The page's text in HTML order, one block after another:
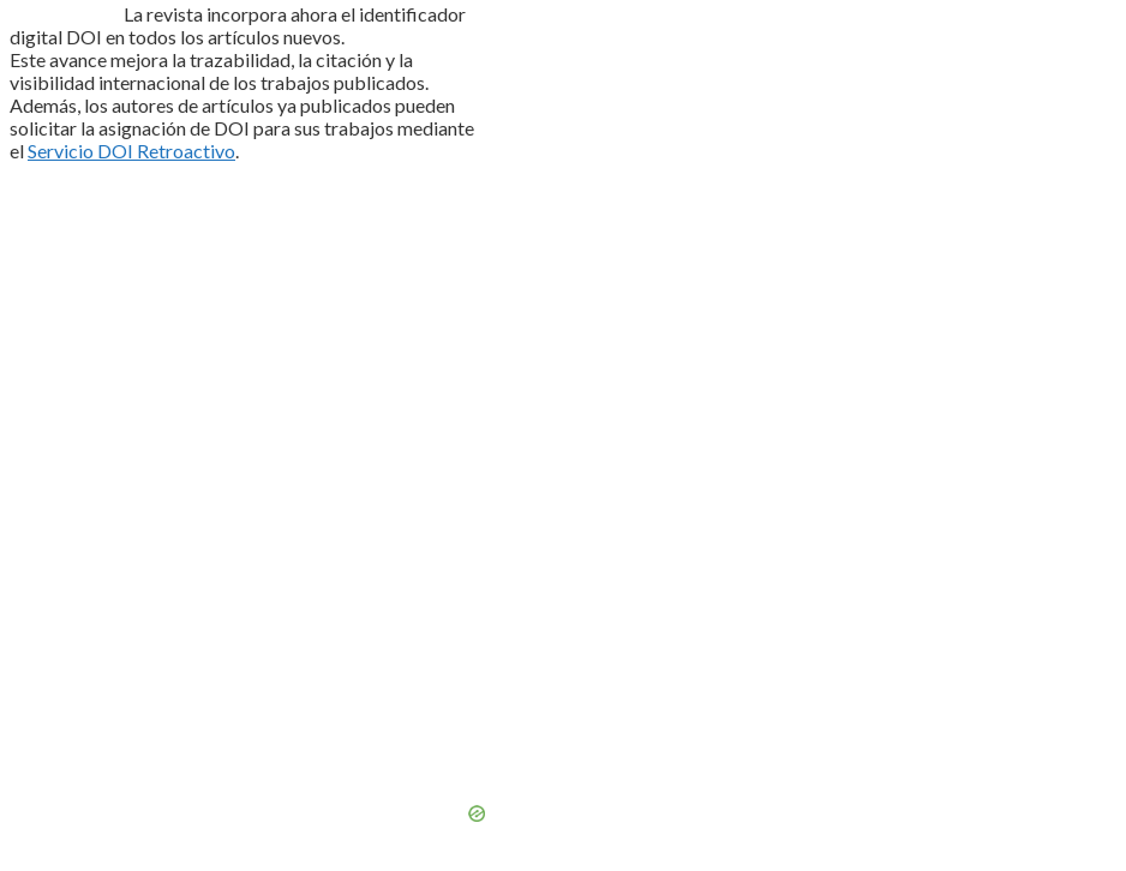
La revista incorpora ahora el identificador
digital DOI en todos los artículos nuevos.
Este avance mejora la trazabilidad, la citación y la
visibilidad internacional de los trabajos publicados.
Además, los autores de artículos ya publicados pueden
solicitar la asignación de DOI para sus trabajos mediante
elServicio DOI Retroactivo.